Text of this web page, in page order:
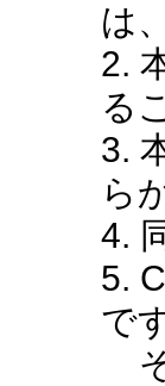
は
2.
る
3.
ら
4.
5.
で
そ